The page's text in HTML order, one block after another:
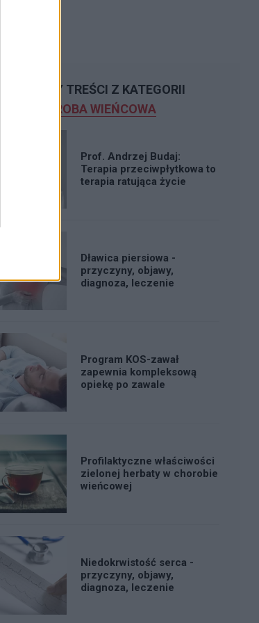
POLECAMY TREŚCI Z KATEGORII
CHOROBA WIEŃCOWA
Prof. Andrzej Budaj:
Terapia przeciwpłytkowa to
terapia ratująca życie
Dławica piersiowa -
przyczyny, objawy,
diagnoza, leczenie
Program KOS-zawał
zapewnia kompleksową
opiekę po zawale
Profilaktyczne właściwości
zielonej herbaty w chorobie
wieńcowej
Niedokrwistość serca -
przyczyny, objawy,
diagnoza, leczenie